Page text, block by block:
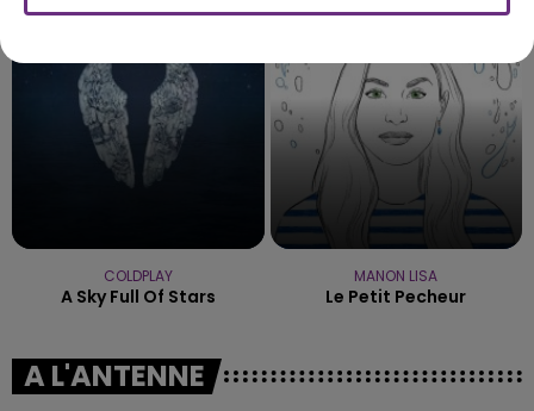
COLDPLAY
A Sky Full Of Stars
MANON LISA
Le Petit Pecheur
A L'ANTENNE